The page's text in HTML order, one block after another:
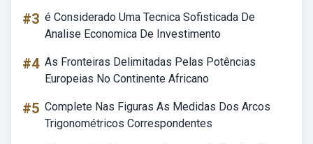
#3 é Considerado Uma Tecnica Sofisticada De
Analise Economica De Investimento
#4 As Fronteiras Delimitadas Pelas Potências
Europeias No Continente Africano
#5 Complete Nas Figuras As Medidas Dos Arcos
Trigonométricos Correspondentes